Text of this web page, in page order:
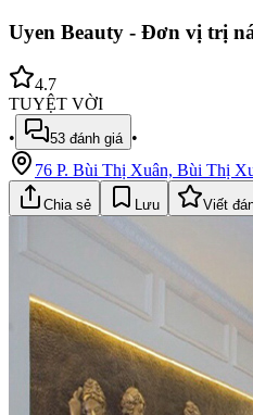
Uyen Beauty - Đơn vị trị
4.7
TUYỆT VỜI
•
53 đánh giá •
76 P. Bùi Thị Xuân, Bùi Thị
Chia sẻ Lưu Viết